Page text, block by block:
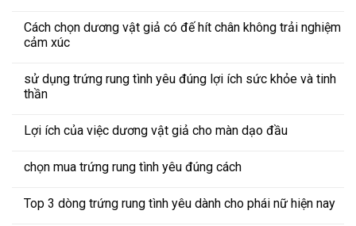
Cách chọn dương vật giả có đế hít chân không trải nghiệm
cảm xúc
sử dụng trứng rung tình yêu đúng lợi ích sức khỏe và tinh
thần
Lợi ích của việc dương vật giả cho màn dạo đầu
chọn mua trứng rung tình yêu đúng cách
Top 3 dòng trứng rung tình yêu dành cho phái nữ hiện nay